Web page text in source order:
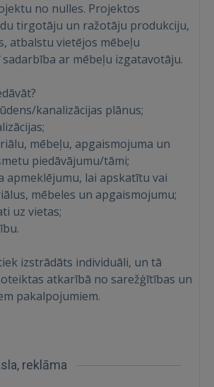
IENĀKT
FACEBOOK
no nulles. Projektos
tirgotāju un ražotāju produkciju,
atbalstu vietējos mēbeļu
ar mēbeļu izgatavotāju.
kanalizācijas plānus;
mēbeļu, apgaismojuma un
piedāvājumu/tāmi;
apmeklējumu, lai apskatītu vai
mēbeles un apgaismojumu;
uz vietas;
izstrādāts individuāli, un tā
atkarībā no sarežģītības un
pakalpojumiem.
reklāma